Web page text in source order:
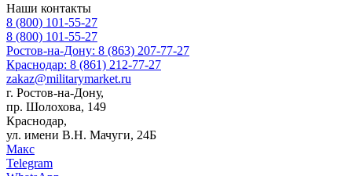
Наши контакты
8 (800) 101-55-27
8 (800) 101-55-27
Ростов-на-Дону: 8 (863) 207-77-27
Краснодар: 8 (861) 212-77-27
zakaz@militarymarket.ru
г. Ростов-на-Дону,
пр. Шолохова, 149
Краснодар,
ул. имени В.Н. Мачуги, 24Б
Макс
Telegram